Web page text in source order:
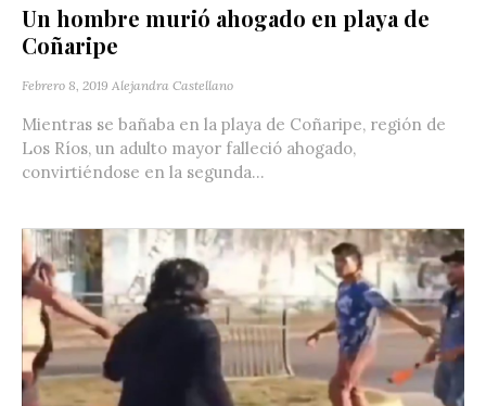
Un hombre murió ahogado en playa de
Coñaripe
Febrero 8, 2019 Alejandra Castellano
Mientras se bañaba en la playa de Coñaripe, región de
Los Ríos, un adulto mayor falleció ahogado,
convirtiéndose en la segunda...